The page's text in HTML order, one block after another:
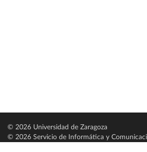
© 2026 Universidad de Zaragoza
© 2026 Servicio de Informática y